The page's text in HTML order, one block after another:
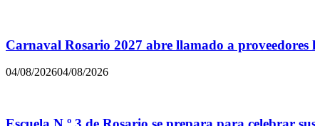
Carnaval Rosario 2027 abre llamado a proveedores
04/08/202604/08/2026